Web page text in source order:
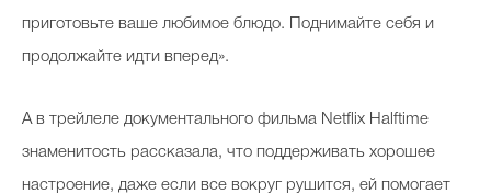
приготовьте ваше любимое блюдо. Поднимайте себя и
продолжайте идти вперед».
А в трейлеле документального фильма Netflix Halftime
знаменитость рассказала, что поддерживать хорошее
настроение, даже если все вокруг рушится, ей помогает